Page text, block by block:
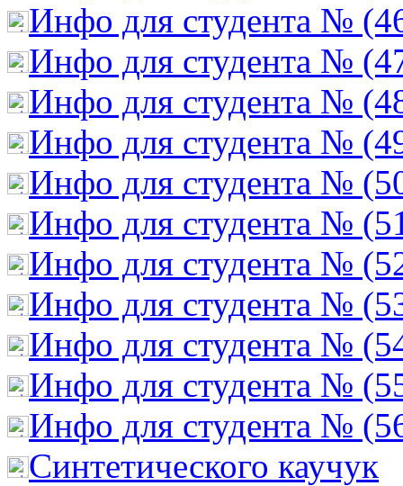
Инфо для студента №
Инфо для студента №
Инфо для студента №
Инфо для студента №
Инфо для студента №
Инфо для студента №
Инфо для студента №
Инфо для студента №
Инфо для студента №
Инфо для студента №
Инфо для студента №
Cинтетического каучук